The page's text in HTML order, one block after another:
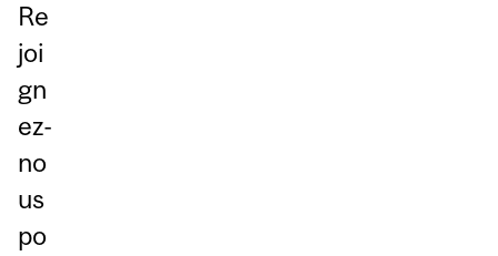
Re
joi
gn
ez-
no
us
po